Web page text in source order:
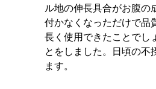
ル地の伸長具合がお腹の
付かなくなっただけで品
長く使用できたことでし
とをしました。日頃の不
ます。